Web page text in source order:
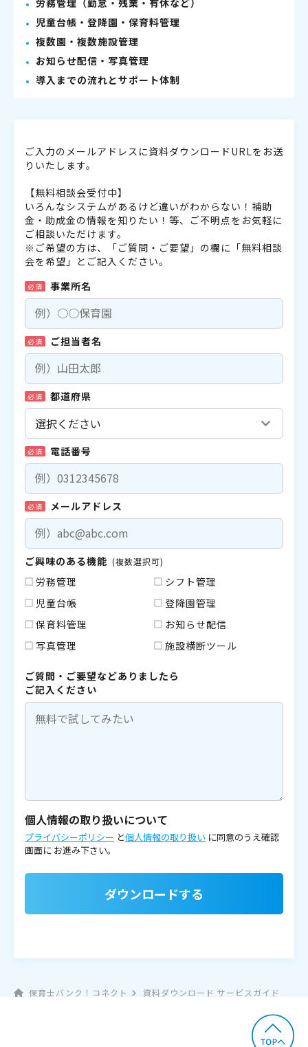
児童台帳・登降園・保育料管理
複数園・複数施設管理
お知らせ配信・写真管理
導入までの流れとサポート体制
ご入力のメールアドレスに資料ダウンロードURLをお送
りいたします。
【無料相談会受付中】
いろんなシステムがあるけど違いがわからない！補助
金・助成金の情報を知りたい！等、ご不明点をお気軽に
ご相談いただけます。
※ご希望の方は、「ご質問・ご要望」の欄に「無料相談
会を希望」とご記入ください。
必須 事業所名
必須 ご担当者名
必須 都道府県
必須 電話番号
必須 メールアドレス
ご興味のある機能 (複数選択可)
労務管理
シフト管理
児童台帳
登降園管理
保育料管理
お知らせ配信
写真管理
施設横断ツール
ご質問・ご要望などありましたら
ご記入ください
個人情報の取り扱いについて
プライバシーポリシー と個人情報の取り扱い に同意のうえ確認
画面に お進み下さい。
ダウンロードする
保育士バンク！コネクト 資料ダウンロード サービスガイド